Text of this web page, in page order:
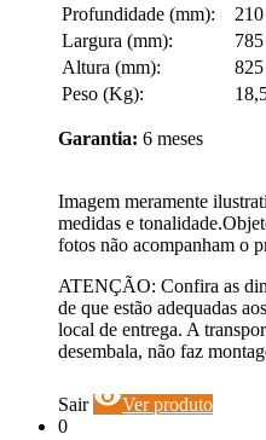
Profundidade (mm):
210
Largura (mm):
785
Altura (mm):
825
Peso (Kg):
Garantia: 6 meses
Imagem meramente
medidas e
fotos não acompanham o
ATENÇÃO: Confira as
de que estão adequadas
local de entrega. A
desembala, não faz
Sair visibilityVer produto
0